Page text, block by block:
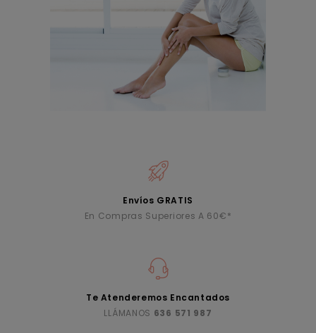
Envíos GRATIS
En Compras Superiores A 60€*
Te Atenderemos Encantados
LLÁMANOS 636 571 987